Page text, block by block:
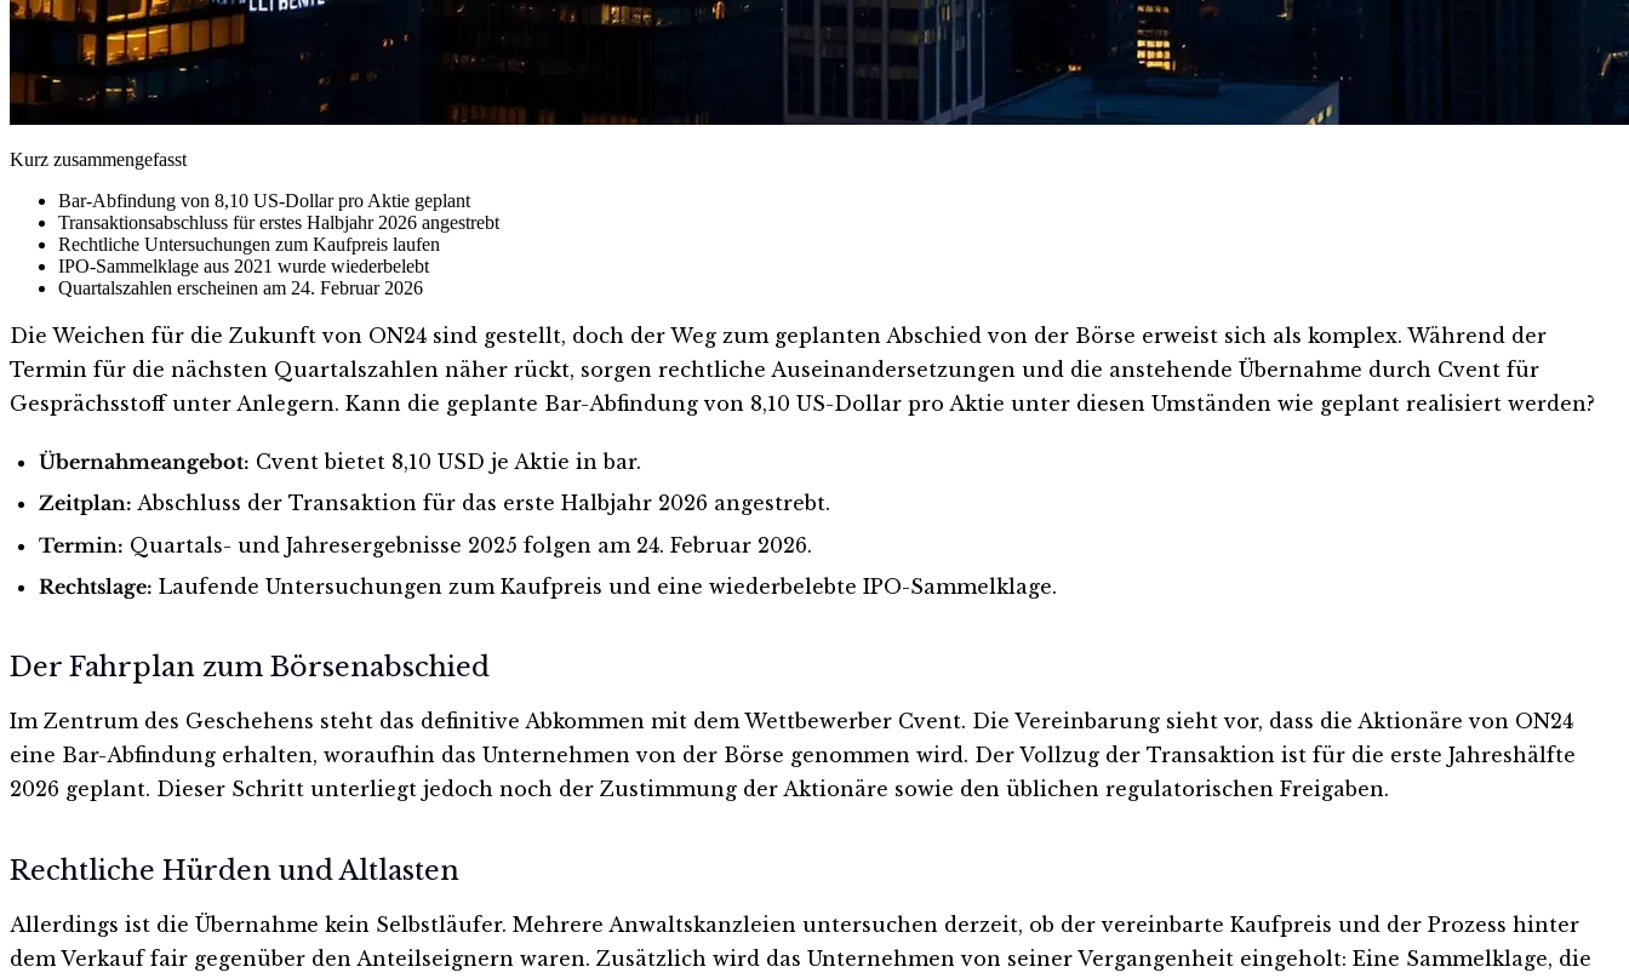
Kurz zusammengefasst
Bar-Abfindung von 8,10 US-Dollar pro Aktie geplant
Transaktionsabschluss für erstes Halbjahr 2026 angestrebt
Rechtliche Untersuchungen zum Kaufpreis laufen
IPO-Sammelklage aus 2021 wurde wiederbelebt
Quartalszahlen erscheinen am 24. Februar 2026
Die Weichen für die Zukunft von ON24 sind gestellt, doch der Weg zum geplanten Abschied von der Börse erweist sich als komplex. Während der
Termin für die nächsten Quartalszahlen näher rückt, sorgen rechtliche Auseinandersetzungen und die anstehende Übernahme durch Cvent für
Gesprächsstoff unter Anlegern. Kann die geplante Bar-Abfindung von 8,10 US-Dollar pro Aktie unter diesen Umständen wie geplant realisiert werden?
Übernahmeangebot: Cvent bietet 8,10 USD je Aktie in bar.
Zeitplan: Abschluss der Transaktion für das erste Halbjahr 2026 angestrebt.
Termin: Quartals- und Jahresergebnisse 2025 folgen am 24. Februar 2026.
Rechtslage: Laufende Untersuchungen zum Kaufpreis und eine wiederbelebte IPO-Sammelklage.
Der Fahrplan zum Börsenabschied
Im Zentrum des Geschehens steht das definitive Abkommen mit dem Wettbewerber Cvent. Die Vereinbarung sieht vor, dass die Aktionäre von ON24
eine Bar-Abfindung erhalten, woraufhin das Unternehmen von der Börse genommen wird. Der Vollzug der Transaktion ist für die erste Jahreshälfte
2026 geplant. Dieser Schritt unterliegt jedoch noch der Zustimmung der Aktionäre sowie den üblichen regulatorischen Freigaben.
Rechtliche Hürden und Altlasten
Allerdings ist die Übernahme kein Selbstläufer. Mehrere Anwaltskanzleien untersuchen derzeit, ob der vereinbarte Kaufpreis und der Prozess hinter
dem Verkauf fair gegenüber den Anteilseignern waren. Zusätzlich wird das Unternehmen von seiner Vergangenheit eingeholt: Eine Sammelklage, die